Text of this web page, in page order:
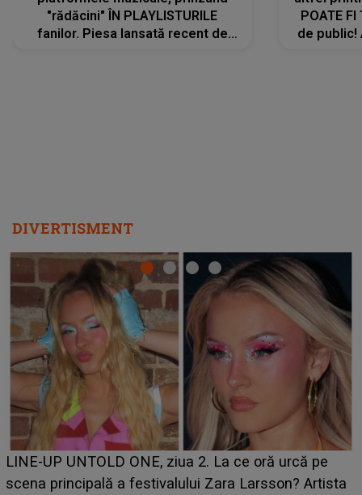
"rădăcini" ÎN PLAYLISTURILE
fanilor. Piesa lansată recent de
POATE FI
de public!
DIVERTISMENT
Ce a dezvăluit noua concurentă din "Casa Iubirii" l-a
luat prin surprindere pe Emanuel. CINE ESTE